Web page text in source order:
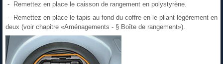
- Remettez en place le caisson de rangement en polystyrène.
- Remettez en place le tapis au fond du coffre en le pliant légèrement en
deux (voir chapitre «Aménagements - § Boîte de rangement»).